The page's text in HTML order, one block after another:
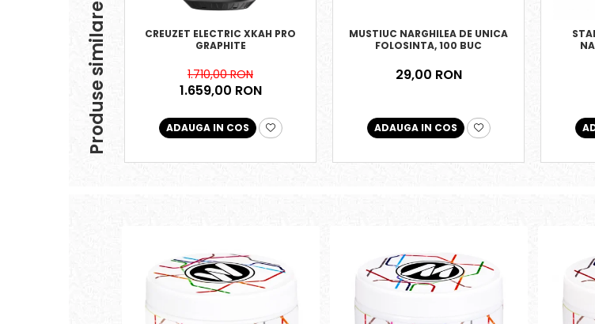
Produse similare
CREUZET ELECTRIC XKAH PRO
GRAPHITE
1.710,00 RON
1.659,00 RON
ADAUGA IN COS
MUSTIUC NARGHILEA DE UNICA
FOLOSINTA, 100 BUC
29,00 RON
ADAUGA IN COS